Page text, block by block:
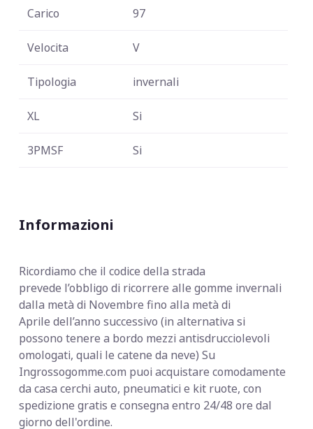
Carico 97
Velocita V
Tipologia invernali
XL Si
3PMSF Si
Informazioni
Ricordiamo che il codice della strada
prevede l’obbligo di ricorrere alle gomme invernali
dalla metà di Novembre fino alla metà di
Aprile dell’anno successivo (in alternativa si
possono tenere a bordo mezzi antisdrucciolevoli
omologati, quali le catene da neve) Su
Ingrossogomme.com puoi acquistare comodamente
da casa cerchi auto, pneumatici e kit ruote, con
spedizione gratis e consegna entro 24/48 ore dal
giorno dell'ordine.